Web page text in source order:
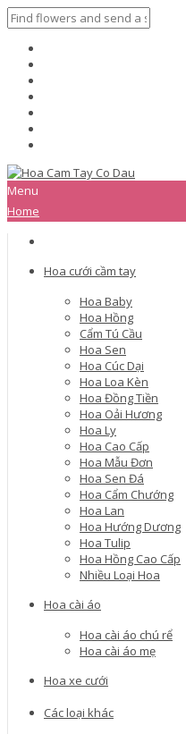
Menu
Home
Hoa cưới cầm tay
Hoa Baby
Hoa Hồng
Cẩm Tú Cầu
Hoa Sen
Hoa Cúc Dại
Hoa Loa Kèn
Hoa Đồng Tiền
Hoa Oải Hương
Hoa Ly
Hoa Cao Cấp
Hoa Mẫu Đơn
Hoa Sen Đá
Hoa Cẩm Chướng
Hoa Lan
Hoa Hướng Dương
Hoa Tulip
Hoa Hồng Cao Cấp
Nhiều Loại Hoa
Hoa cài áo
Hoa cài áo chú rể
Hoa cài áo mẹ
Hoa xe cưới
Các loại khác